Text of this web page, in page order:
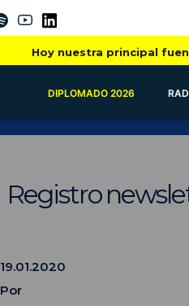
Hoy nuestra principal
DIPLOMADO 2026
Registro
19.01.2020
Por